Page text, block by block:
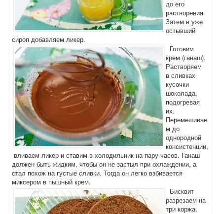
до его
растворения.
Затем в уже
остывший
сироп добавляем ликер.
Готовим
крем (ганаш).
Растворяем
в сливках
кусочки
шоколада,
подогревая
их.
Перемешивае
м до
однородной
консистенции,
вливаем ликер и ставим в холодильник на пару часов. Ганаш
должен быть жидким, чтобы он не застыл при охлаждении, а
стал похож на густые сливки. Тогда он легко взбивается
миксером в пышный крем.
Бисквит
разрезаем на
три коржа.